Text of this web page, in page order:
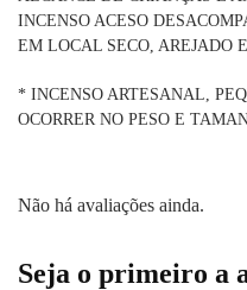
INCENSO ACESO
EM LOCAL SECO, AREJADO
* INCENSO ARTESANAL,
OCORRER NO PESO E
Não há avaliações ainda.
Seja o primeiro a